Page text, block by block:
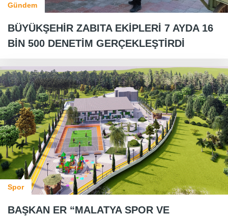
Gündem
BÜYÜKŞEHİR ZABITA EKİPLERİ 7 AYDA 16
BİN 500 DENETİM GERÇEKLEŞTİRDİ
Spor
BAŞKAN ER “MALATYA SPOR VE